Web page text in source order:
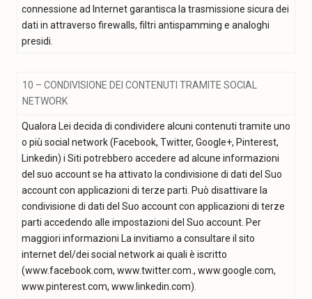
connessione ad Internet garantisca la trasmissione sicura dei
dati in attraverso firewalls, filtri antispamming e analoghi
presidi.
10 – CONDIVISIONE DEI CONTENUTI TRAMITE SOCIAL
NETWORK
Qualora Lei decida di condividere alcuni contenuti tramite uno
o più social network (Facebook, Twitter, Google+, Pinterest,
Linkedin) i Siti potrebbero accedere ad alcune informazioni
del suo account se ha attivato la condivisione di dati del Suo
account con applicazioni di terze parti. Può disattivare la
condivisione di dati del Suo account con applicazioni di terze
parti accedendo alle impostazioni del Suo account. Per
maggiori informazioni La invitiamo a consultare il sito
internet del/dei social network ai quali è iscritto
(www.facebook.com, www.twitter.com., www.google.com,
www.pinterest.com, www.linkedin.com).